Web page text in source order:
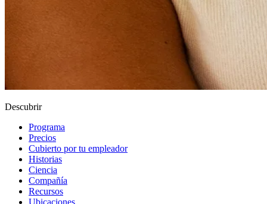
Descubrir
Programa
Precios
Cubierto por tu empleador
Historias
Ciencia
Compañía
Recursos